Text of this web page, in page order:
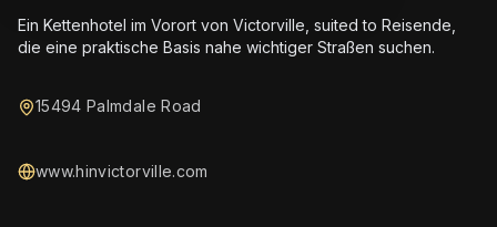
Ein Kettenhotel im Vorort von Victorville, suited to Reisende,
die eine praktische Basis nahe wichtiger Straßen suchen.
15494 Palmdale Road
www.hinvictorville.com